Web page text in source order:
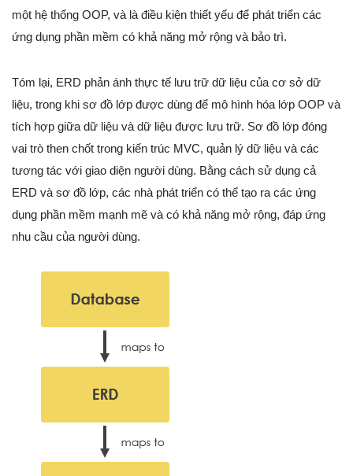
một hệ thống OOP, và là điều kiện thiết yếu để phát triển các
ứng dụng phần mềm có khả năng mở rộng và bảo trì.
Tóm lại, ERD phản ánh thực tế lưu trữ dữ liệu của cơ sở dữ
liệu, trong khi sơ đồ lớp được dùng để mô hình hóa lớp OOP và
tích hợp giữa dữ liệu và dữ liệu được lưu trữ. Sơ đồ lớp đóng
vai trò then chốt trong kiến trúc MVC, quản lý dữ liệu và các
tương tác với giao diện người dùng. Bằng cách sử dụng cả
ERD và sơ đồ lớp, các nhà phát triển có thể tạo ra các ứng
dụng phần mềm mạnh mẽ và có khả năng mở rộng, đáp ứng
nhu cầu của người dùng.